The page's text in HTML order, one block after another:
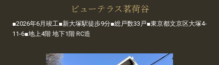
ビューテラス茗荷谷
■2026年6月竣工■新大塚駅徒歩9分■総戸数33戸■東京都文京区大塚4-
11-6■地上4階 地下1階 RC造